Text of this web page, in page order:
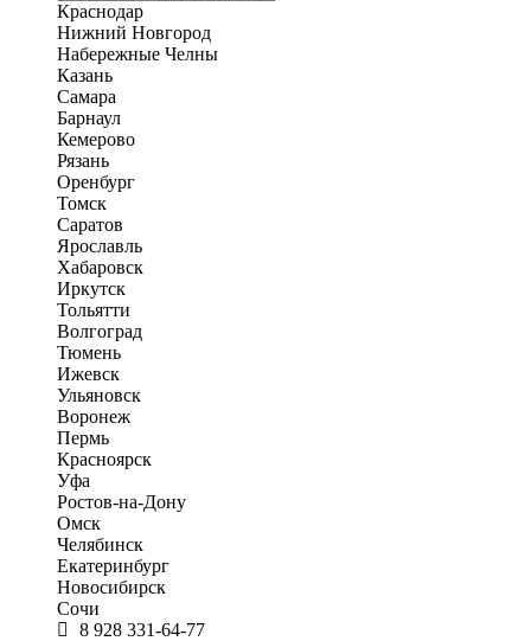
Краснодар
Нижний Новгород
Набережные Челны
Казань
Самара
Барнаул
Кемерово
Рязань
Оренбург
Томск
Саратов
Ярославль
Хабаровск
Иркутск
Тольятти
Волгоград
Тюмень
Ижевск
Ульяновск
Воронеж
Пермь
Красноярск
Уфа
Ростов-на-Дону
Омск
Челябинск
Екатеринбург
Новосибирск
Сочи
8 928 331-64-77